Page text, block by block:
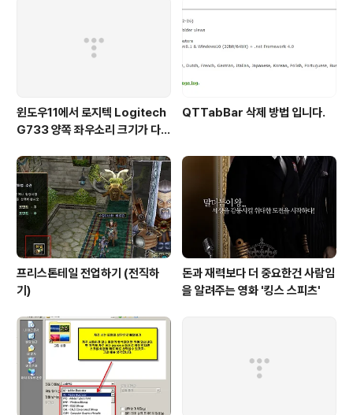
mail.net 으로 접수 하시면 됩니다. 접수마감은 2010년 6
월 11일(금) / 합격자 발표는 2010년 6월 16일(수)입니
윈도우11에서 로지텍 Logitech
G733 양쪽 좌우소리 크기가 다르
게 들려요!)
QTTabBar 삭제 방법 입니다.
프리스톤테일 전업하기 (전직하
기)
돈과 재력보다 더 중요한건 사람임
을 알려주는 영화 '킹스 스피츠'